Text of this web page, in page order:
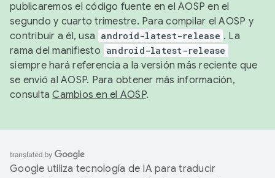
publicaremos el código fuente en el AOSP en el
segundo y cuarto trimestre. Para compilar el AOSP y
contribuir a él, usa android-latest-release . La
rama del manifiesto android-latest-release
siempre hará referencia a la versión más reciente que
se envió al AOSP. Para obtener más información,
consultaCambios en el AOSP.
Google utiliza tecnología de IA para traducir